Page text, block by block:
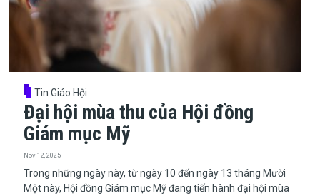
Tin Giáo Hội
Đại hội mùa thu của Hội đồng
Giám mục Mỹ
Nov 12, 2025
​​​​​​​Trong những ngày này, từ ngày 10 đến ngày 13 tháng Mười
Một này, Hội đồng Giám mục Mỹ đang tiến hành đại hội mùa